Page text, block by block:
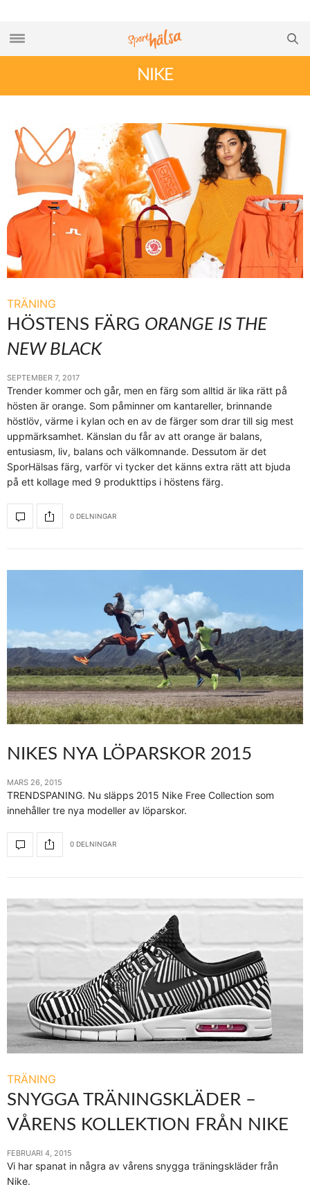
NIKE
TRÄNING
HÖSTENS FÄRG ORANGE IS THE
NEW BLACK
SEPTEMBER 7, 2017
Trender kommer och går, men en färg som alltid är lika rätt på
hösten är orange. Som påminner om kantareller, brinnande
höstlöv, värme i kylan och en av de färger som drar till sig mest
uppmärksamhet. Känslan du får av att orange är balans,
entusiasm, liv, balans och välkomnande. Dessutom är det
SporHälsas färg, varför vi tycker det känns extra rätt att bjuda
på ett kollage med 9 produkttips i höstens färg.
0 DELNINGAR
NIKES NYA LÖPARSKOR 2015
MARS 26, 2015
TRENDSPANING. Nu släpps 2015 Nike Free Collection som
innehåller tre nya modeller av löparskor.
0 DELNINGAR
TRÄNING
SNYGGA TRÄNINGSKLÄDER –
VÅRENS KOLLEKTION FRÅN NIKE
FEBRUARI 4, 2015
Vi har spanat in några av vårens snygga träningskläder från
Nike.